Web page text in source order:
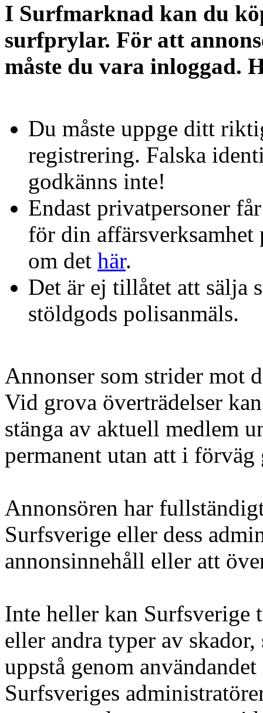
I Surfmarknad kan du
surfprylar. För att
måste du vara inloggad.
Du måste uppge ditt
registrering. Falska
godkänns inte!
Endast privatpersoner
för din affärsverksamhet
om det här.
Det är ej tillåtet att sälja
stöldgods polisanmäls.
Annonser som strider mot
Vid grova överträdelser
stänga av aktuell medlem
permanent utan att i
Annonsören har
Surfsverige eller dess
annonsinnehåll eller att
Inte heller kan Surfsverige
eller andra typer av
uppstå genom
Surfsveriges